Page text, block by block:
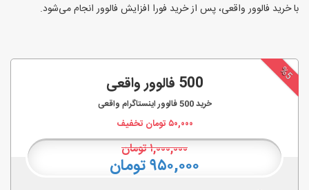
با خرید فالوور واقعی، پس از خرید فورا افزایش فالوور انجام‌ می‌شود.
%5 500 فالوور واقعی
خرید500فالوور اینستاگرام واقعی
۵۰,۰۰۰تومان تخفیف
۱,۰۰۰,۰۰۰تومان
۹۵۰,۰۰۰ تومان